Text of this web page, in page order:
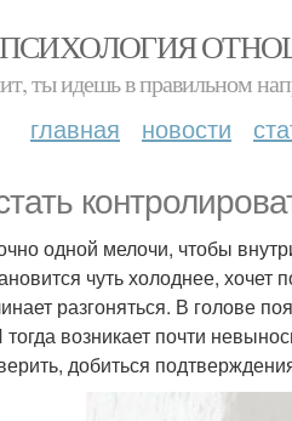
ПСИХОЛОГИЯ
ты идешь в правильном
главная новости
одной мелочи, чтобы
чуть холоднее, хочет
разгоняться. В голове
возникает почти
добиться